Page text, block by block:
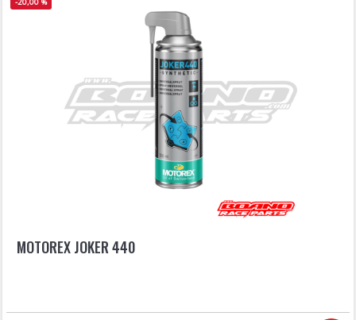
MOTOREX JOKER 440